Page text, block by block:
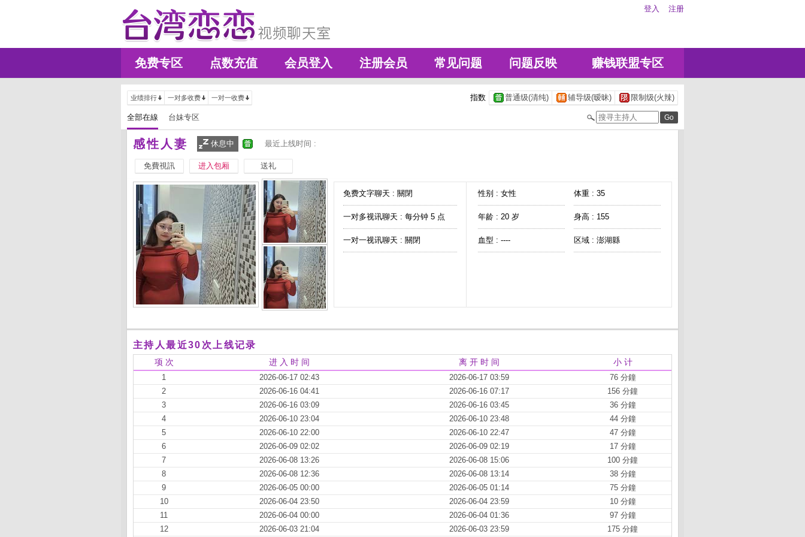
登入 注册
免费专区 点数充值 会员登入 注册会员 常见问题 问题反映 赚钱联盟专区
业绩排行 一对多收费 一对一收费 指数 普通级(清纯) 辅导级(暧昧) 限制级(火辣)
全部在線 台妹专区
感性人妻 休息中 最近上线时间 :
免費視訊 进入包厢 送礼
免费文字聊天 : 關閉
一对多视讯聊天 : 每分钟 5 点
一对一视讯聊天 : 關閉
性别 : 女性 体重 : 35
年龄 : 20 岁 身高 : 155
血型 : ---- 区域 : 澎湖縣
主持人最近30次上线记录
项 次 进 入 时 间 离 开 时 间 小 计
1 2026-06-17 02:43 2026-06-17 03:59
76 分鐘
2
2026-06-16 04:41 2026-06-16 07:17
156 分鐘
3
2026-06-16 03:09 2026-06-16 03:45
36 分鐘
4
2026-06-10 23:04 2026-06-10 23:48
44 分鐘
5
2026-06-10 22:00 2026-06-10 22:47
47 分鐘
6
2026-06-09 02:02 2026-06-09 02:19
17 分鐘
7
2026-06-08 13:26 2026-06-08 15:06
100 分鐘
8
2026-06-08 12:36 2026-06-08 13:14
38 分鐘
9
2026-06-05 00:00 2026-06-05 01:14
75 分鐘
10
2026-06-04 23:50 2026-06-04 23:59
10 分鐘
11
2026-06-04 00:00 2026-06-04 01:36
97 分鐘
12
2026-06-03 21:04 2026-06-03 23:59 175 分鐘